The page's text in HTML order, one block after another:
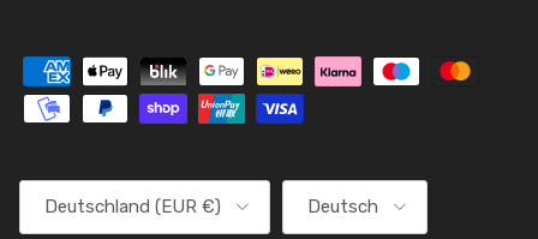
Deutschland (EUR €) Deutsch